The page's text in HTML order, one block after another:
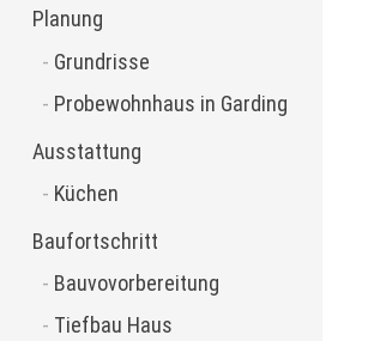
Planung
Grundrisse
Probewohnhaus in Garding
Ausstattung
Küchen
Baufortschritt
Bauvovorbereitung
Tiefbau Haus